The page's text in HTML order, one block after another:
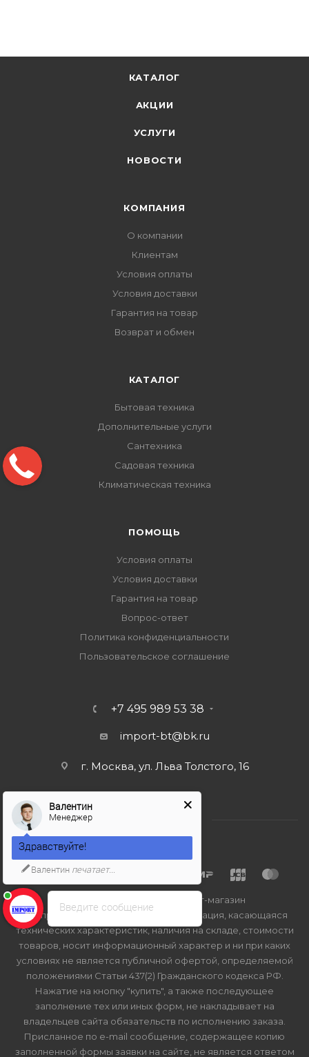
КАТАЛОГ
АКЦИИ
УСЛУГИ
НОВОСТИ
КОМПАНИЯ
О компании
Клиентам
Условия оплаты
Условия доставки
Гарантия на товар
Возврат и обмен
КАТАЛОГ
Бытовая техника
Дополнительные услуги
Сантехника
Садовая техника
Климатическая техника
ПОМОЩЬ
Условия оплаты
Условия доставки
Гарантия на товар
Вопрос-ответ
Политика конфиденциальности
Пользовательское соглашение
+7 495 989 53 38
import-bt@bk.ru
г. Москва, ул. Льва Толстого, 16
2026 © Import-bt.ru - интернет-магазин
Вся представленная на сайте информация, касающаяся
технических характеристик, наличия на складе, стоимости
товаров, носит информационный характер и ни при каких
условиях не является публичной офертой, определяемой
положениями Статьи 437(2) Гражданского кодекса РФ.
Нажатие на кнопку "купить", а также последующее
заполнение тех или иных форм, не накладывает на
владельцев сайта обязательств по исполнению заказа.
Присланное по e-mail сообщение, содержащее копию
заполненной формы заявки на сайте, не является ответом
Введите сообщение
Валентин
Менеджер
Здравствуйте!
Валентин печатает...